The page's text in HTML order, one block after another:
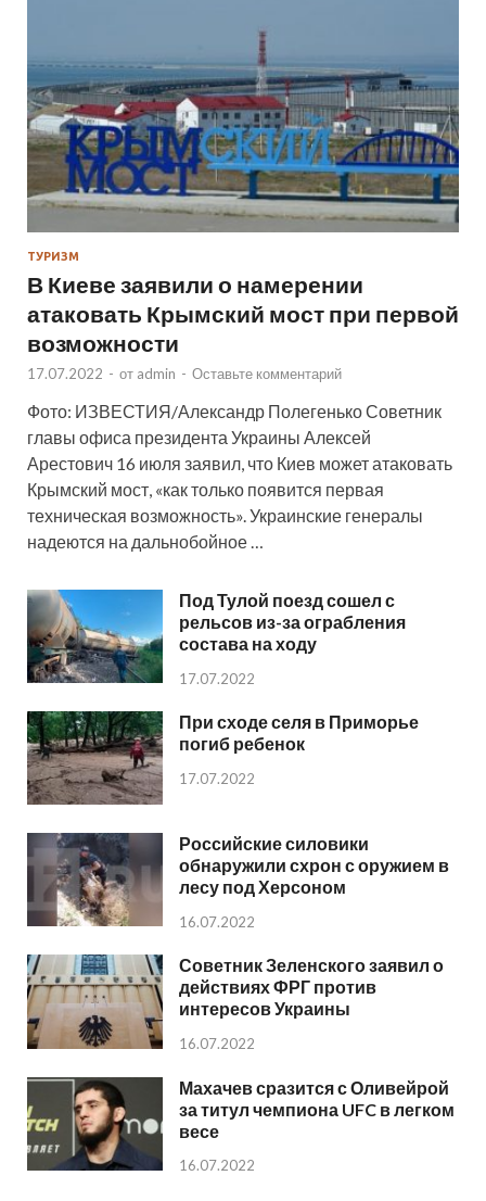
ТУРИЗМ
В Киеве заявили о намерении
атаковать Крымский мост при первой
возможности
17.07.2022 - от admin - Оставьте комментарий
Фото: ИЗВЕСТИЯ/Александр Полегенько Советник
главы офиса президента Украины Алексей
Арестович 16 июля заявил, что Киев может атаковать
Крымский мост, «как только появится первая
техническая возможность». Украинские генералы
надеются на дальнобойное …
Под Тулой поезд сошел с
рельсов из-за ограбления
состава на ходу
17.07.2022
При сходе селя в Приморье
погиб ребенок
17.07.2022
Российские силовики
обнаружили схрон с оружием в
лесу под Херсоном
16.07.2022
Советник Зеленского заявил о
действиях ФРГ против
интересов Украины
16.07.2022
Махачев сразится с Оливейрой
за титул чемпиона UFC в легком
весе
16.07.2022